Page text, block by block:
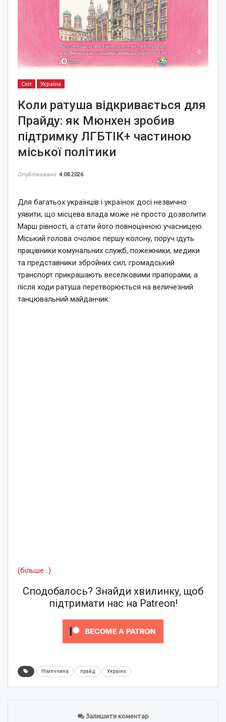
Світ Україна
Коли ратуша відкривається для
Прайду: як Мюнхен зробив
підтримку ЛГБТІК+ частиною
міської політики
Опубліковано 4.08.2026
Для багатьох українців і українок досі незвично
уявити, що місцева влада може не просто дозволити
Марш рівності, а стати його повноцінною учасницею.
Міський голова очолює першу колону, поруч ідуть
працівники комунальних служб, пожежники, медики
та представники збройних сил, громадський
транспорт прикрашають веселковими прапорами, а
після ходи ратуша перетворюється на величезний
танцювальний майданчик.
(більше…)
Сподобалось? Знайди хвилинку, щоб
підтримати нас на Patreon!
Німеччина прайд Україна
Залишити коментар